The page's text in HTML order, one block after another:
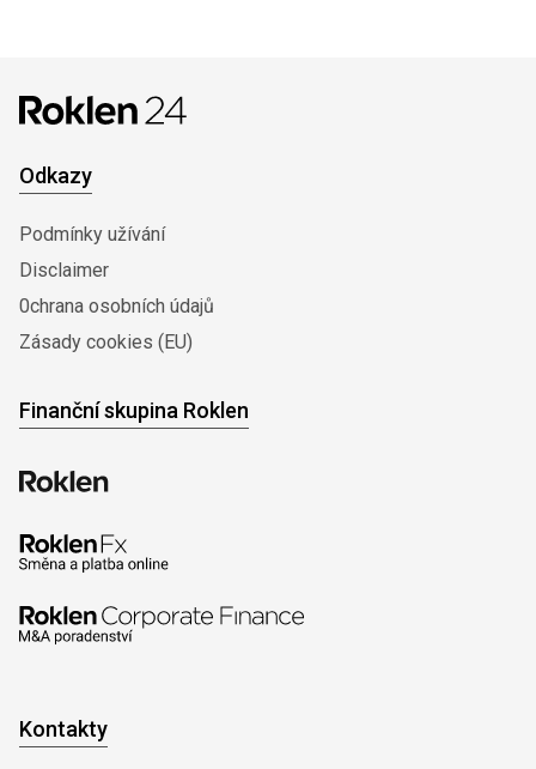
Odkazy
Podmínky užívání
Disclaimer
0chrana osobních údajů
Zásady cookies (EU)
Finanční skupina Roklen
Kontakty